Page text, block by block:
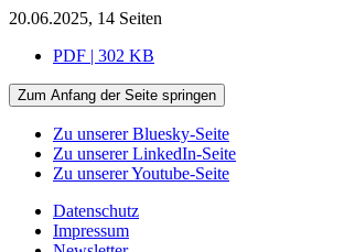
20.06.2025, 14 Seiten
PDF | 302 KB
Zum Anfang der Seite springen
Zu unserer Bluesky-Seite
Zu unserer LinkedIn-Seite
Zu unserer Youtube-Seite
Datenschutz
Impressum